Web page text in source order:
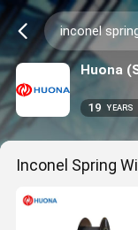
Huona
19 YEARS
Inconel Spring